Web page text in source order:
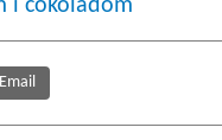
i čokoladom
Email